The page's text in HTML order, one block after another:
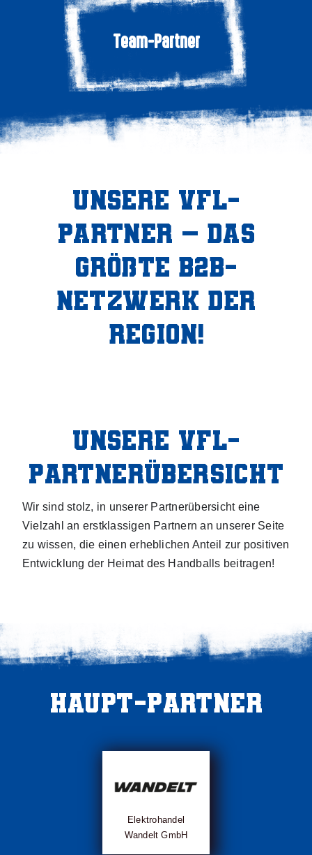
Team-Partner
Unsere Vfl-
partner – das
größte B2B-
Netzwerk der
Region!
Unsere VfL-
Partner­übersicht
Wir sind stolz, in unserer Partnerübersicht eine
Vielzahl an erstklassigen Partnern an unserer Seite
zu wissen, die einen erheblichen Anteil zur positiven
Entwicklung der Heimat des Handballs beitragen!
Haupt-Partner
Elektrohandel
Wandelt GmbH